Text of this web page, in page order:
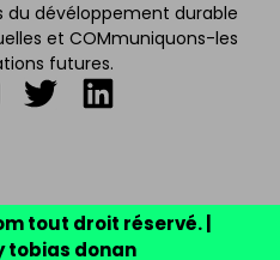
du dévéloppement durable
et COMmuniquons-les
futures.
tout droit réservé. |
tobias donan